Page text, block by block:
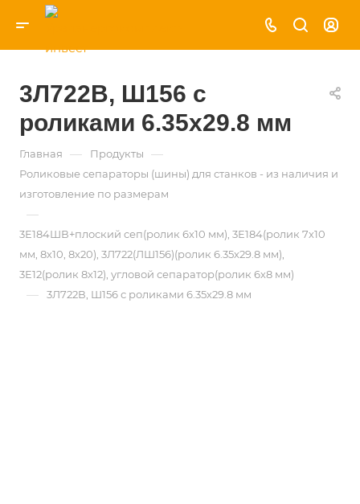
3Л722В, Ш156 с
роликами 6.35х29.8 мм
Главная — Продукты —
Роликовые сепараторы (шины) для станков - из наличия и
изготовление по размерам
—
3Е184ШВ+плоский сеп(ролик 6х10 мм), 3Е184(ролик 7х10
мм, 8х10, 8х20), 3Л722(ЛШ156)(ролик 6.35х29.8 мм),
3Е12(ролик 8х12), угловой сепаратор(ролик 6х8 мм)
— 3Л722В, Ш156 с роликами 6.35х29.8 мм